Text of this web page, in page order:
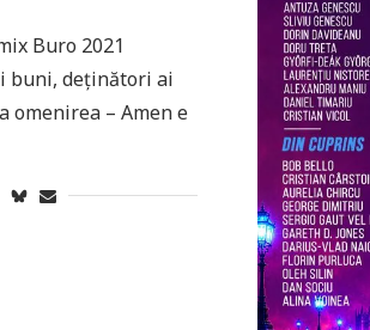
Buro 2021
buni, deținători ai
omenirea – Amen e